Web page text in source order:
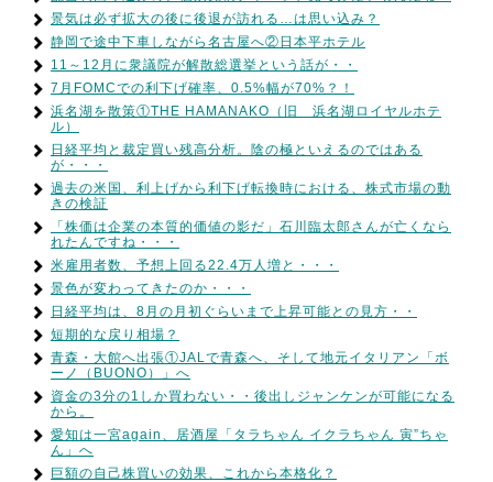
景気は必ず拡大の後に後退が訪れる…は思い込み？
静岡で途中下車しながら名古屋へ②日本平ホテル
11～12月に衆議院が解散総選挙という話が・・
7月FOMCでの利下げ確率、0.5%幅が70%？！
浜名湖を散策①THE HAMANAKO（旧 浜名湖ロイヤルホテ
ル）
日経平均と裁定買い残高分析。陰の極といえるのではある
が・・・
過去の米国、利上げから利下げ転換時における、株式市場の動
きの検証
「株価は企業の本質的価値の影だ」石川臨太郎さんが亡くなら
れたんですね・・・
米雇用者数、予想上回る22.4万人増と・・・
景色が変わってきたのか・・・
日経平均は、8月の月初ぐらいまで上昇可能との見方・・
短期的な戻り相場？
青森・大館へ出張①JALで青森へ、そして地元イタリアン「ボ
ーノ（BUONO）」へ
資金の3分の1しか買わない・・後出しジャンケンが可能になる
から。
愛知は一宮again、居酒屋「タラちゃん イクラちゃん 寅”ちゃ
ん」へ
巨額の自己株買いの効果、これから本格化？